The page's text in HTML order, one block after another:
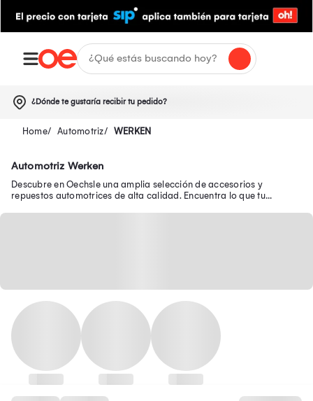
¿Dónde te gustaría recibir tu pedido?
Automotriz WERKEN
Automotriz Werken
Descubre en Oechsle una amplia selección de accesorios y
repuestos automotrices de alta calidad. Encuentra lo que tu